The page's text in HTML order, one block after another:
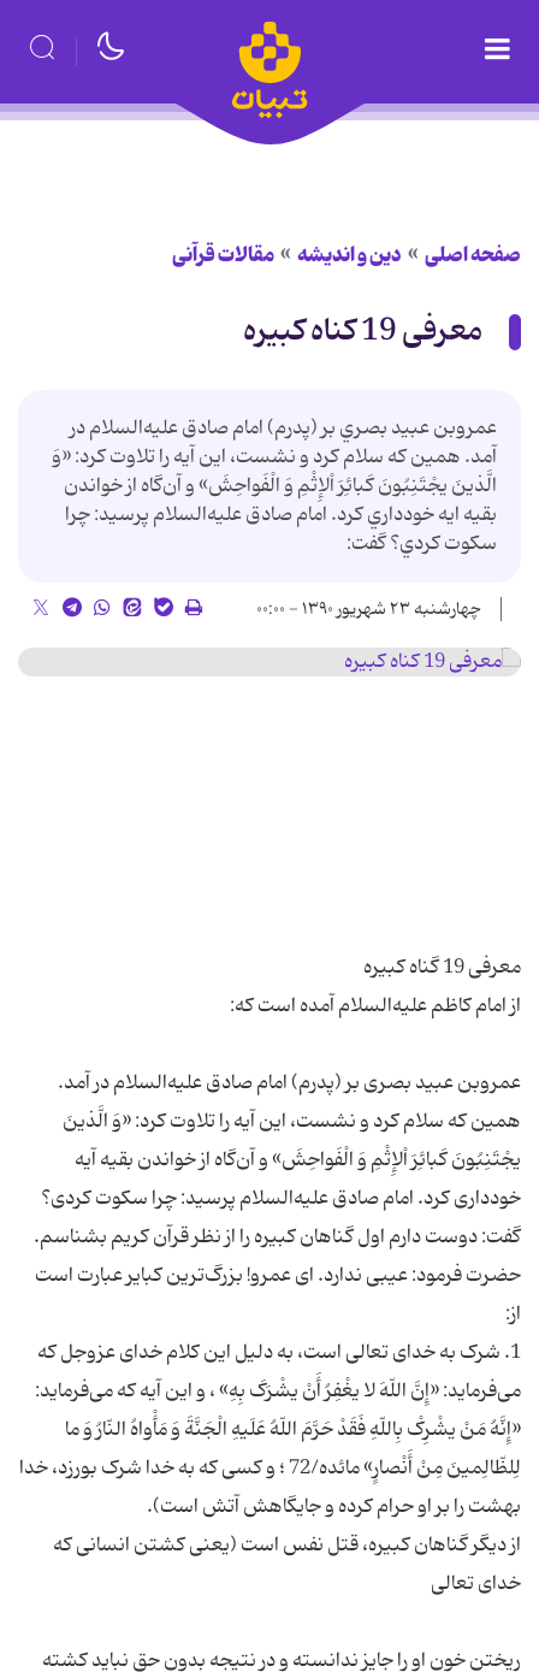
صفحه اصلی دین و اندیشه مقالات قرآنی
معرفی 19 کناه کبیره
عمروبن عبيد بصري بر (پدرم) امام صادق عليه‌السلام در
آمد. همين که سلام کرد و نشست، اين آيه را تلاوت کرد: «وَ
الَّذينَ يجْتَنِبُونَ کَبائِرَ اْلإِثْمِ وَ الْفَواحِشَ» و آن‌گاه از خواندن
بقيه ايه خودداري کرد. امام صادق عليه‌السلام پرسيد: چرا
سکوت کردي؟ گفت:
چهارشنبه ۲۳ شهریور ۱۳۹۰ - ۰۰:۰۰
عمروبن عبید بصری بر (پدرم) امام صادق علیه‌السلام در آمد.
همین که سلام کرد و نشست، این آیه را تلاوت کرد: «وَ الَّذینَ
یجْتَنِبُونَ کَبائِرَ اْلإِثْمِ وَ الْفَواحِشَ» و آن‌گاه از خواندن بقیه آیه
خودداری کرد. امام صادق علیه‌السلام پرسید: چرا سکوت کردی؟
گفت: دوست دارم اول گناهان کبیره را از نظر قرآن کریم بشناسم.
حضرت فرمود: عیبی ندارد. ای عمرو! بزرگ‌ترین کبایر عبارت است
1. شرک به خدای تعالی است، به دلیل این کلام خدای عزوجل که
می‌فرماید: «إِنَّ اللّهَ لا یغْفِرُ أَنْ یشْرَکَ بِهِ» ، و این آیه که می‌فرماید:
«إِنَّهُ مَنْ یشْرِکْ بِاللّهِ فَقَدْ حَرَّمَ اللّهُ عَلَیهِ الْجَنَّةَ وَ مَأْواهُ النّارُ وَ ما
لِلظّالِمینَ مِنْ أَنْصارٍ» مائده/72 ؛ و کسی که به خدا شرک بورزد، خدا
از دیگر گناهان کبیره، قتل نفس است (یعنی کشتن انسانی که
ریختن خون او را جایز ندانسته و در نتیجه بدون حق نباید کشته